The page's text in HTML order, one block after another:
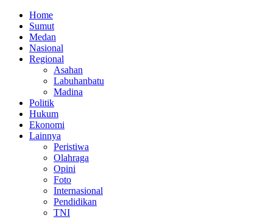
Home
Sumut
Medan
Nasional
Regional
Asahan
Labuhanbatu
Madina
Politik
Hukum
Ekonomi
Lainnya
Peristiwa
Olahraga
Opini
Foto
Internasional
Pendidikan
TNI